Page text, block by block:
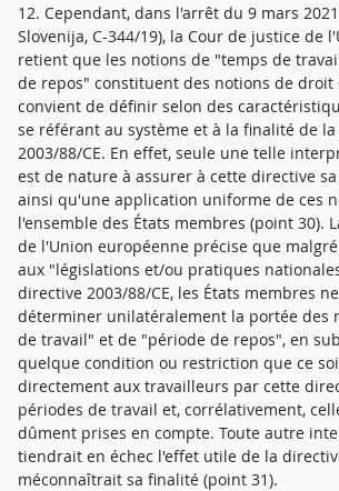
12. Cependant, dans l'arrêt du 9 mars
Slovenija, C-344/19), la Cour de justice de
retient que les notions de "temps de
de repos" constituent des notions de
convient de définir selon des
se référant au système et à la finalité de
2003/88/CE. En effet, seule une telle
est de nature à assurer à cette directive
ainsi qu'une application uniforme de ces
l'ensemble des États membres (point 30).
de l'Union européenne précise que
aux "législations et/ou pratiques
directive 2003/88/CE, les États membres
déterminer unilatéralement la portée des
de travail" et de "période de repos", en
quelque condition ou restriction que ce
directement aux travailleurs par cette
périodes de travail et, corrélativement,
dûment prises en compte. Toute autre
tiendrait en échec l'effet utile de la
méconnaîtrait sa finalité (point 31).